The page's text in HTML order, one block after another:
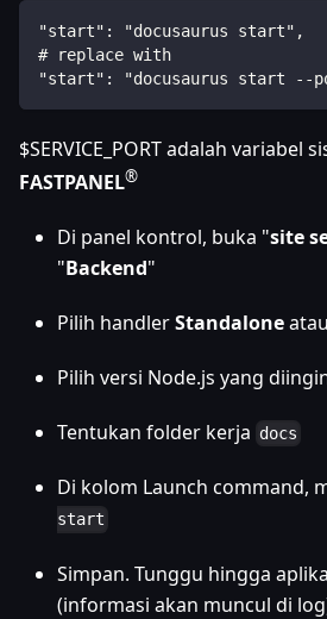
"start": "docusaurus start",
# replace with
"start": "docusaurus start --port
$SERVICE_PORT adalah variabel
FASTPANEL®
Di panel kontrol, buka "site
"Backend"
Pilih handlerStandaloneatau
Pilih versi Node.js yang
Tentukan folder kerja docs
Di kolom Launch command,
start
Simpan. Tunggu hingga
(informasi akan muncul di